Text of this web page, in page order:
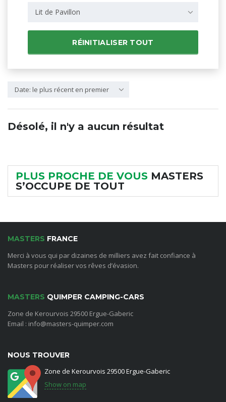
Lit de Pavillon
RÉINITIALISER TOUT
Date: le plus récent en premier
Désolé, il n'y a aucun résultat
PLUS PROCHE DE VOUS MASTERS
S’OCCUPE DE TOUT
MASTERS FRANCE
Merci à vous qui par dizaines de milliers avez fait confiance à
Masters pour réaliser vos rêves d’évasion.
MASTERS QUIMPER CAMPING-CARS
Zone de Kerourvois 29500 Ergue-Gaberic
Email : info@masters-quimper.com
NOUS TROUVER
Zone de Kerourvois 29500 Ergue-Gaberic
Show on map